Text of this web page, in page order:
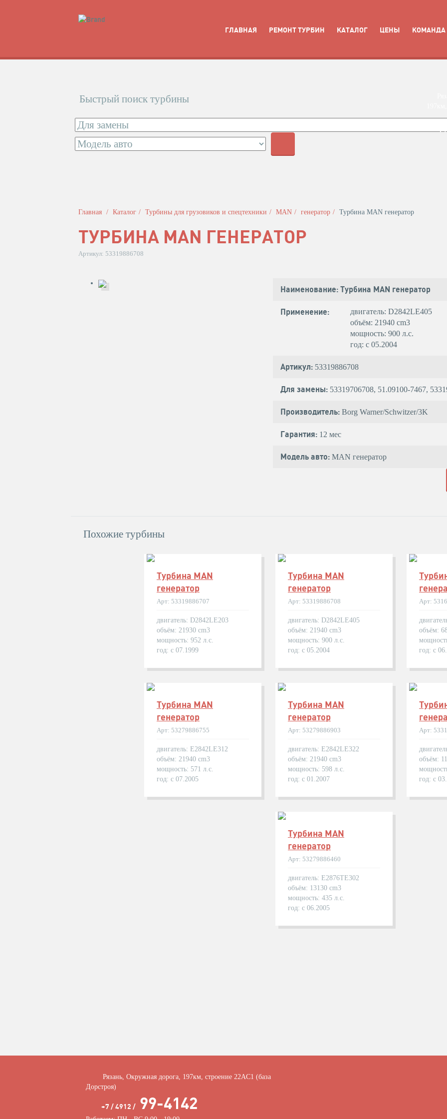
ГЛАВНАЯ РЕМОНТ ТУРБИН КАТАЛОГ ЦЕНЫ КОМАНДА
Быстрый поиск турбины
Главная Каталог Турбины для грузовиков и спецтехники MAN генератор Турбина MAN генератор
ТУРБИНА MAN ГЕНЕРАТОР
Артикул: 53319886708
Наименование: Турбина MAN генератор
Применение:
двигатель: D2842LE405
объём: 21940 cm3
мощность: 900 л.с.
год: с 05.2004
Артикул: 53319886708
Для замены: 53319706708, 51.09100-7467,
Производитель: Borg Warner/Schwitzer/3K
Гарантия: 12 мес
Модель авто: MAN генератор
Похожие турбины
Турбина MAN
генератор
Арт: 53319886707
двигатель: D2842LE203
объём: 21930 cm3
мощность: 952 л.с.
год: с 07.1999
Турбина MAN
генератор
Арт: 53319886708
двигатель: D2842LE405
объём: 21940 cm3
мощность: 900 л.с.
год: с 05.2004
Арт:
объём:
год: с
Турбина MAN
генератор
Арт: 53279886755
двигатель: E2842LE312
объём: 21940 cm3
мощность: 571 л.с.
год: с 07.2005
Турбина MAN
генератор
Арт: 53279886903
двигатель: E2842LE322
объём: 21940 cm3
мощность: 598 л.с.
год: с 01.2007
Арт:
объём:
год: с
Турбина MAN
генератор
Арт: 53279886460
двигатель: E2876TE302
объём: 13130 cm3
мощность: 435 л.с.
год: с 06.2005
Рязань, Окружная дорога, 197км, строение 22АC1 (база
Дорстроя)
+7 / 4912 / 99-4142